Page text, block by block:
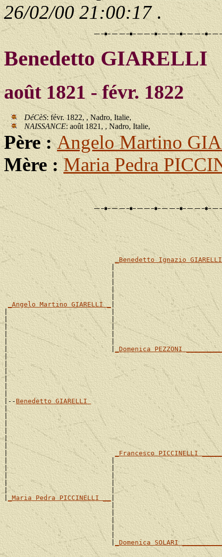
26/02/00 21:00:17.
Benedetto GIARELLI
août 1821 - févr. 1822
DéCèS: févr. 1822, , Nadro, Italie,
NAISSANCE: août 1821, , Nadro, Italie,
Père :Angelo Martino
Mère :Maria Pedra
_Benedetto Ignazio
|
|
|
|
|
_Angelo Martino GIARELLI _
|                          |
|
|
|                          |                             |
|                          |                             |
|                          | _Domenica PEZZONI
|                                                        |
|
|
|
|
|-- Benedetto GIARELLI
|
|
|
|
|                                                        |
|                                                        |
|
_Francesco PICCINELLI
|                          |                             |
|                          |                             |
|                          |
|                          |
|                          |
_Maria Pedra PICCINELLI __|
|
|
|
|
|
                           |
_Domenica SOLARI